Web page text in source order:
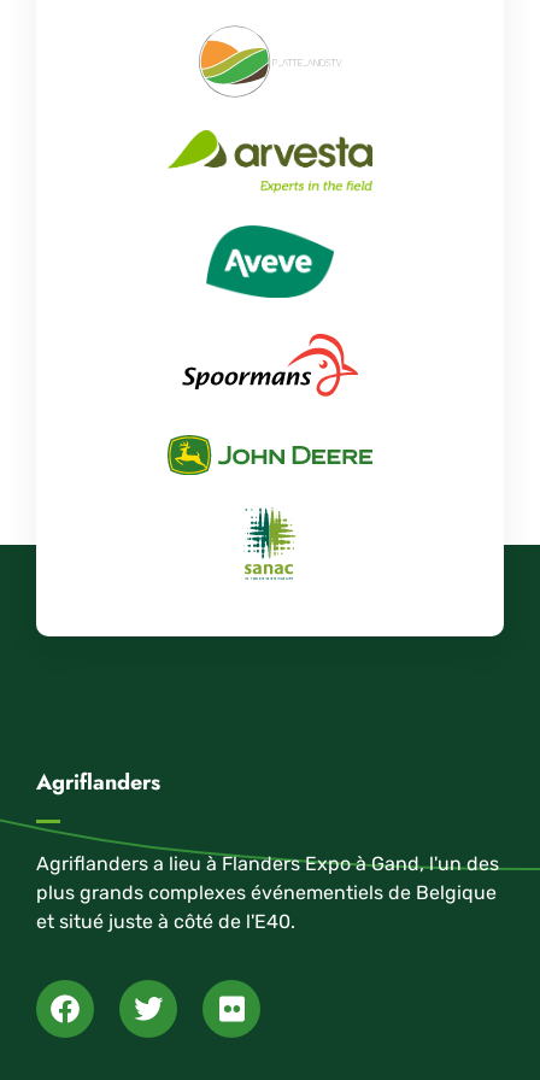
Agriflanders
Agriflanders a lieu à Flanders Expo à Gand, l'un des
plus grands complexes événementiels de Belgique
et situé juste à côté de l'E40.